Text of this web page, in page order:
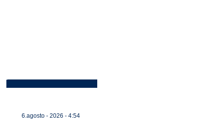
6.agosto - 2026 - 4:54